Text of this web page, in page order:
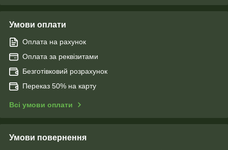
Умови оплати
Оплата на рахунок
Оплата за реквізитами
Безготівковий розрахунок
Переказ 50% на карту
Всі умови оплати
Умови повернення